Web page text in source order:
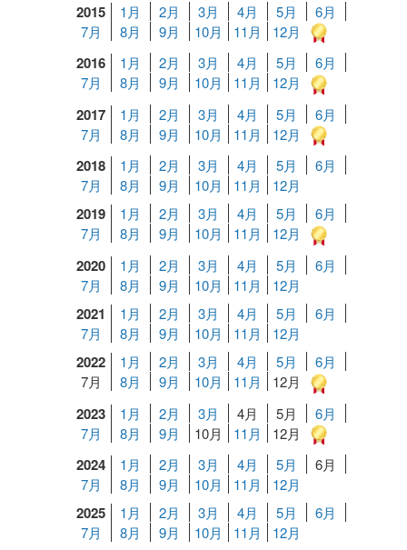
2015 1月 2月 3月 4月 5月
6月
7月
8月 9月 10月 11月 12月
2016 1月 2月 3月 4月 5月
6月
7月
8月 9月 10月 11月 12月
2017 1月 2月 3月 4月 5月
6月
7月
8月 9月 10月 11月 12月
2018 1月 2月 3月 4月 5月
6月
7月
8月 9月 10月 11月 12月
2019 1月 2月 3月 4月 5月
6月
7月
8月 9月 10月 11月 12月
2020 1月 2月 3月 4月 5月
6月
7月
8月 9月 10月 11月 12月
2021 1月 2月 3月 4月 5月
6月
7月
8月 9月 10月 11月 12月
2022 1月 2月 3月 4月 5月
6月
7月
8月 9月 10月 11月 12月
2023 1月 2月 3月 4月 5月
6月
7月
8月 9月 10月 11月 12月
2024 1月 2月 3月 4月 5月
6月
7月
8月 9月 10月 11月 12月
2025 1月 2月 3月 4月 5月
6月
7月
8月 9月 10月 11月 12月